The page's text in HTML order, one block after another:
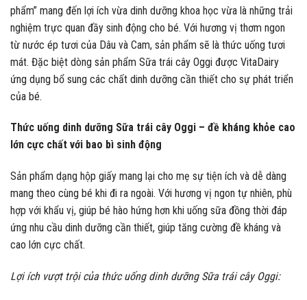
phẩm” mang đến lợi ích vừa dinh dưỡng khoa học vừa là những trải
nghiệm trực quan đầy sinh động cho bé. Với hương vị thơm ngon
từ nước ép tươi của Dâu và Cam, sản phẩm sẽ là thức uống tươi
mát. Đặc biệt dòng sản phẩm Sữa trái cây Oggi được VitaDairy
ứng dụng bổ sung các chất dinh dưỡng cần thiết cho sự phát triển
của bé.
Thức uống dinh dưỡng Sữa trái cây Oggi – đề kháng khỏe cao
lớn cực chất với bao bì sinh động
Sản phẩm dạng hộp giấy mang lại cho mẹ sự tiện ích và dễ dàng
mang theo cùng bé khi đi ra ngoài. Với hương vị ngon tự nhiên, phù
hợp với khẩu vị, giúp bé hào hứng hơn khi uống sữa đồng thời đáp
ứng nhu cầu dinh dưỡng cần thiết, giúp tăng cường đề kháng và
cao lớn cực chất.
Lợi ích vượt trội của thức uống dinh dưỡng Sữa trái cây Oggi: